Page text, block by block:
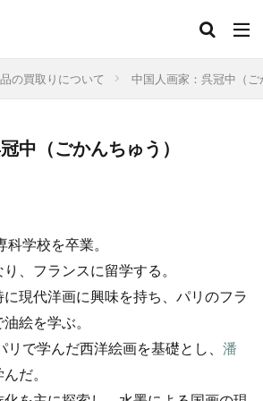
の買取りについて 中国人画家：呉冠中（
中（ごかんちゅう）
学校を卒業。
、フランスに留学する。
現代洋画に興味を持ち、パリのフラ
絵を学ぶ。
で学んだ西洋絵画を基礎とし、 潘
だ。